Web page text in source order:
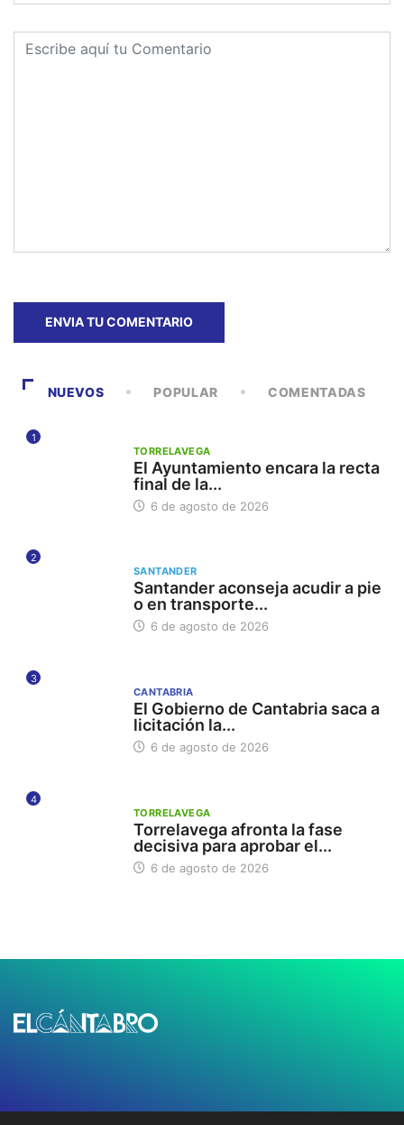
NUEVOS POPULAR COMENTADAS
1
TORRELAVEGA
El Ayuntamiento encara la recta
final de la...
6 de agosto de 2026
2
SANTANDER
Santander aconseja acudir a pie
o en transporte...
6 de agosto de 2026
3
CANTABRIA
El Gobierno de Cantabria saca a
licitación la...
6 de agosto de 2026
4
TORRELAVEGA
Torrelavega afronta la fase
decisiva para aprobar el...
6 de agosto de 2026